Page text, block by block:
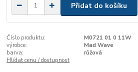
Přidat do košíku
Číslo produktu:
M0721 01 0 11W
výrobce:
Mad Wave
barva:
růžová
Hlídat cenu / dostupnost